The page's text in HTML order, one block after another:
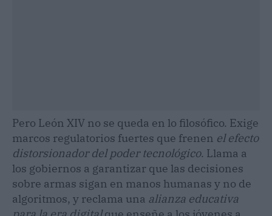
Pero León XIV no se queda en lo filosófico. Exige
marcos regulatorios fuertes que frenen el efecto
distorsionador del poder tecnológico. Llama a
los gobiernos a garantizar que las decisiones
sobre armas sigan en manos humanas y no de
algoritmos, y reclama una alianza educativa